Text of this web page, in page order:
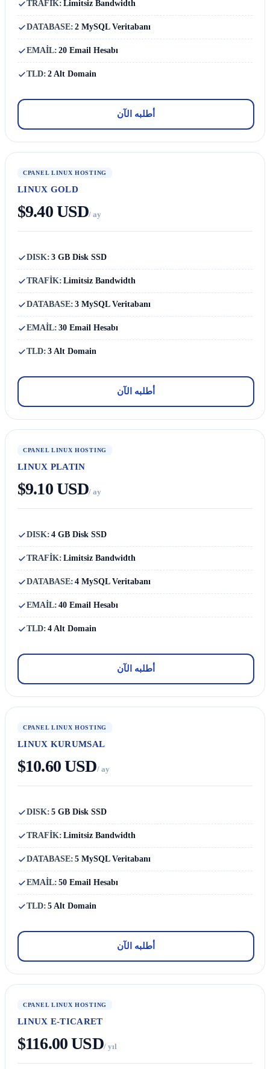
TRAFİK: Limitsiz Bandwidth
DATABASE: 2 MySQL Veritabanı
EMAİL: 20 Email Hesabı
TLD: 2 Alt Domain
أطلبه الآن
CPANEL LINUX HOSTING
LINUX GOLD
$9.40 USD/ ay
DISK: 3 GB Disk SSD
TRAFİK: Limitsiz Bandwidth
DATABASE: 3 MySQL Veritabanı
EMAİL: 30 Email Hesabı
TLD: 3 Alt Domain
أطلبه الآن
CPANEL LINUX HOSTING
LINUX PLATIN
$9.10 USD/ ay
DISK: 4 GB Disk SSD
TRAFİK: Limitsiz Bandwidth
DATABASE: 4 MySQL Veritabanı
EMAİL: 40 Email Hesabı
TLD: 4 Alt Domain
أطلبه الآن
CPANEL LINUX HOSTING
LINUX KURUMSAL
$10.60 USD/ ay
DISK: 5 GB Disk SSD
TRAFİK: Limitsiz Bandwidth
DATABASE: 5 MySQL Veritabanı
EMAİL: 50 Email Hesabı
TLD: 5 Alt Domain
أطلبه الآن
CPANEL LINUX HOSTING
LINUX E-TICARET
$116.00 USD/ yıl